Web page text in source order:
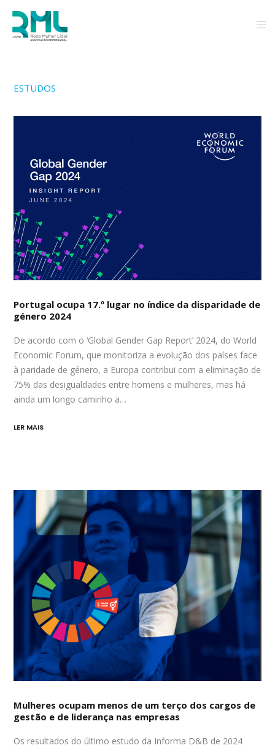
ESTUDOS
Portugal ocupa 17.º lugar no índice da disparidade de
género 2024
De acordo com o ‘Global Gender Gap Report’ 2024, do World
Economic Forum, que monitoriza a evolução dos países face
à paridade de género, a Europa contribui com a eliminação de
75% das desigualdades entre homens e mulheres, mas há
ainda um longo caminho a…
LER MAIS
Mulheres ocupam menos de um terço dos cargos de
gestão e de liderança nas empresas
Os resultados do último estudo da Informa D&B de 2024